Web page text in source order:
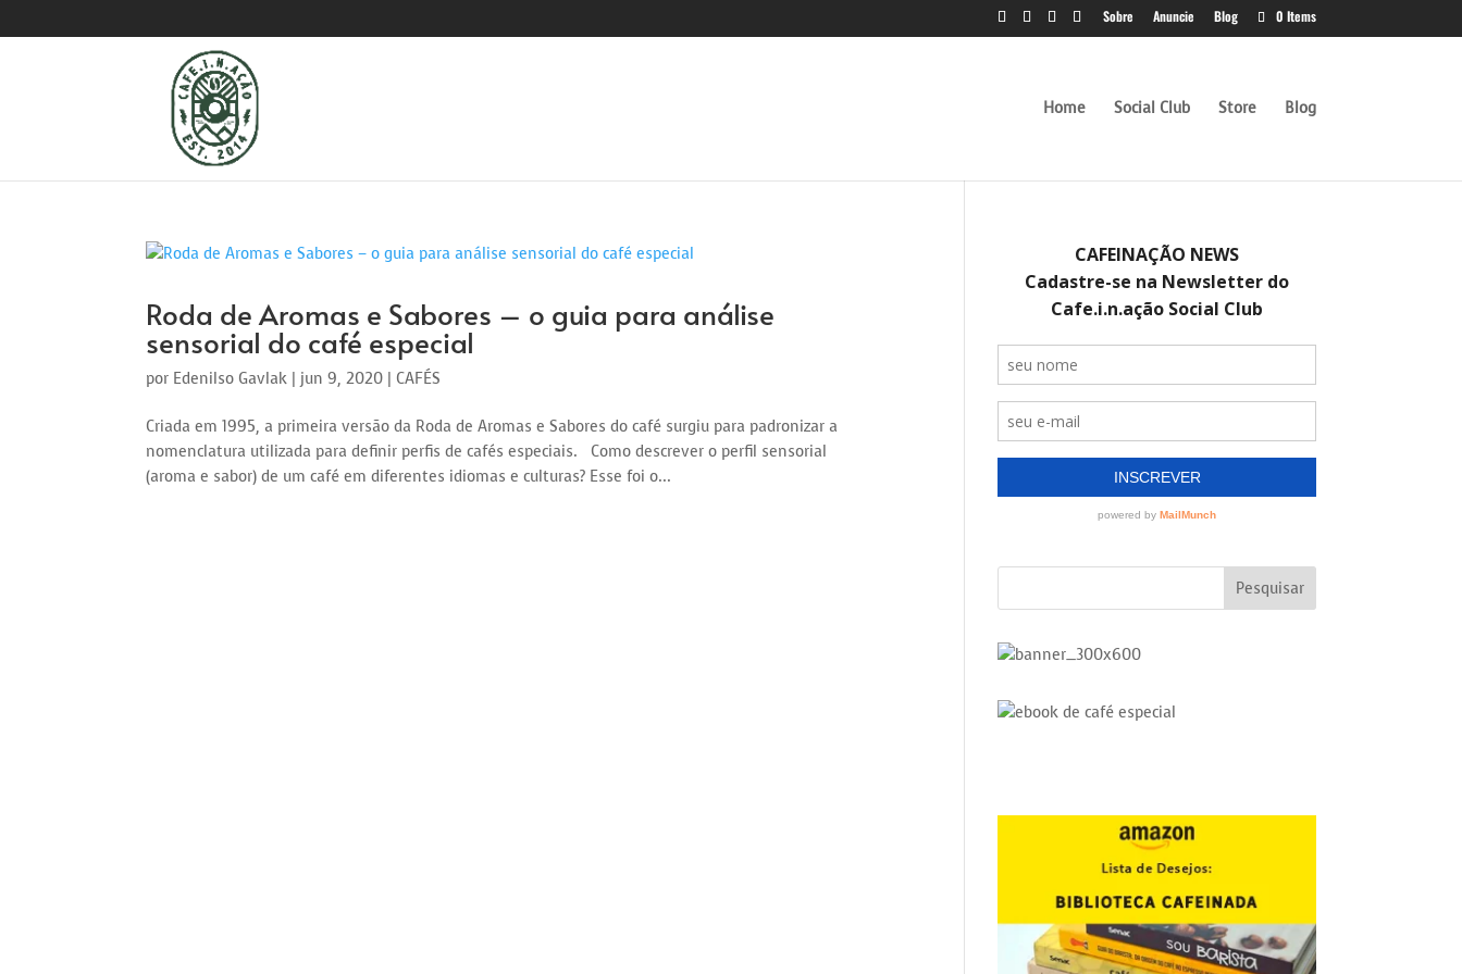
Sobre Anuncie Blog 0 Items
Home Social Club Store Blog
Roda de Aromas e Sabores – o guia para análise
sensorial do café especial
por Edenilso Gavlak | jun 9, 2020 | CAFÉS
Criada em 1995, a primeira versão da Roda de Aromas e Sabores do café surgiu para padronizar a
nomenclatura utilizada para definir perfis de cafés especiais. Como descrever o perfil sensorial
(aroma e sabor) de um café em diferentes idiomas e culturas? Esse foi o...